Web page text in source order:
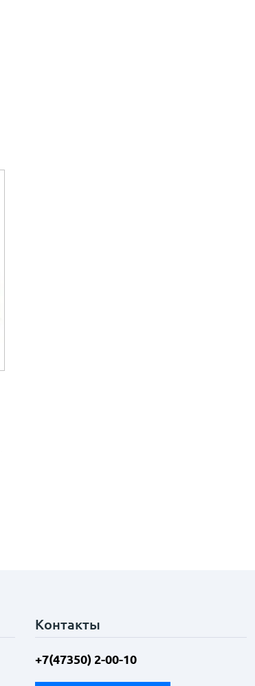
Контакты
+7(47350) 2-00-10